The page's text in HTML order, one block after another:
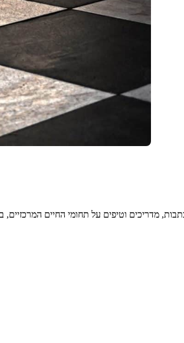
מדריכים וטיפים על תחומי החיים המרכזיים,